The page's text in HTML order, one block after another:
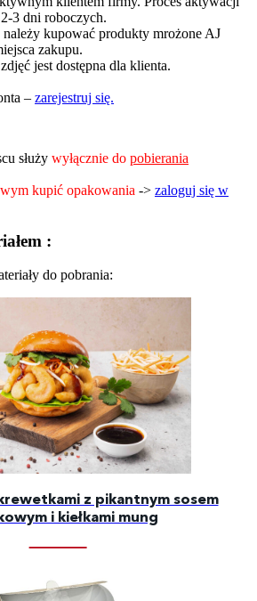
3 dni roboczych.
kupować produkty mrożone AJ
zakupu.
jest dostępna dla klienta.
– zarejestruj się.
służy wyłącznie do pobierania
kupić opakowania -> zaloguj się w
:
do pobrania:
z pikantnym sosem
i kiełkami mung